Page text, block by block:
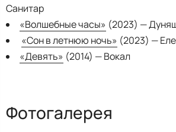
Санитар
«Волшебные часы» (2023) —
«Сон в летнюю ночь» (2023) —
«Девять» (2014) — Вокал
Фотогалерея